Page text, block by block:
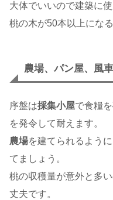
大体でいいので建築に
桃の木が50本以上にな
農場、パン屋、風
序盤は採集小屋で食糧
を発令して耐えます。
農場を建てられるよう
てましょう。
桃の収穫量が意外と多
丈夫です。